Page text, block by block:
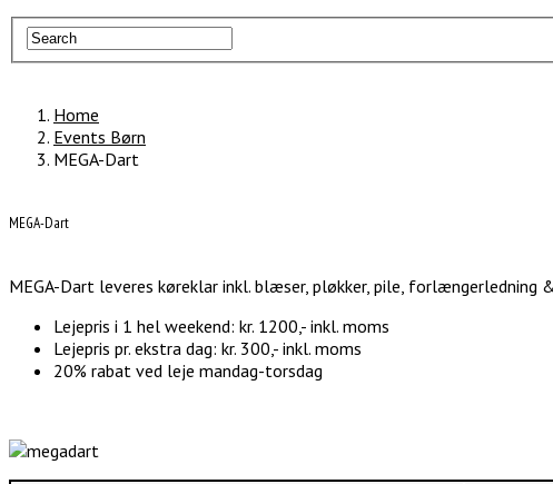
Home
Events Børn
MEGA-Dart
MEGA-Dart
MEGA-Dart leveres køreklar inkl. blæser, pløkker, pile, forlængerledning
Lejepris i 1 hel weekend: kr. 1200,- inkl. moms
Lejepris pr. ekstra dag: kr. 300,- inkl. moms
20% rabat ved leje mandag-torsdag